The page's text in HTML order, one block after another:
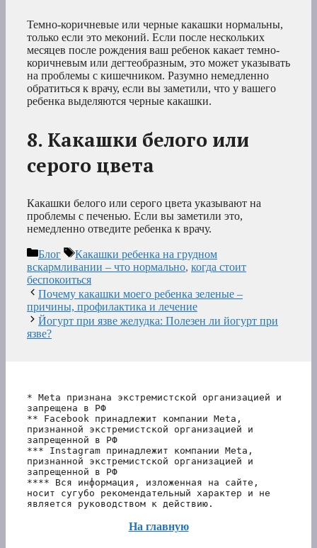
Темно-коричневые или черные какашки нормальны,
только если это меконий. Если после нескольких
месяцев после рождения ваш ребенок какает темно-
коричневым или дегтеобразным, это может указывать
на проблемы с кишечником. Разумно немедленно
обратиться к врачу, если вы заметили, что у вашего
ребенка выделяются черные какашки.
8. Какашки белого или
серого цвета
Какашки белого или серого цвета указывают на
проблемы с печенью. Если вы заметили это,
немедленно отведите ребенка к врачу.
Рубрики
Блог Метки
Какашки ребенка на грудном
вскармливании – что нормально, когда стоит
беспокоиться
Почему какашки моего ребенка зеленые –
причины, профилактика и лечение
Йогурт при язве желудка: Полезен ли йогурт при
язве?
* Meta признана экстремистской организацией и
запрещена в РФ
** Facebook принадлежит компании Meta,
признанной экстремистской организацией и
запрещенной в РФ
*** Instagram принадлежит компании Meta,
признанной экстремистской организацией и
запрещенной в РФ
**** Вся информация, изложенная на сайте,
носит сугубо рекомендательный характер и не
является руководством к действию.
На главную